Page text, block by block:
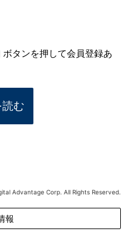
タンを押して会員登録あ
む
Advantage Corp. All Rights Reserved.
報